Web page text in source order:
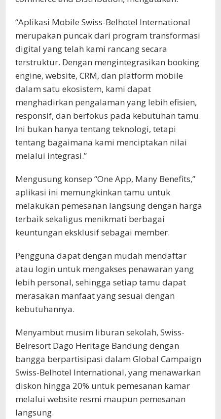
“Aplikasi Mobile Swiss-Belhotel International
merupakan puncak dari program transformasi
digital yang telah kami rancang secara
terstruktur. Dengan mengintegrasikan booking
engine, website, CRM, dan platform mobile
dalam satu ekosistem, kami dapat
menghadirkan pengalaman yang lebih efisien,
responsif, dan berfokus pada kebutuhan tamu.
Ini bukan hanya tentang teknologi, tetapi
tentang bagaimana kami menciptakan nilai
melalui integrasi.”
Mengusung konsep “One App, Many Benefits,”
aplikasi ini memungkinkan tamu untuk
melakukan pemesanan langsung dengan harga
terbaik sekaligus menikmati berbagai
keuntungan eksklusif sebagai member.
Pengguna dapat dengan mudah mendaftar
atau login untuk mengakses penawaran yang
lebih personal, sehingga setiap tamu dapat
merasakan manfaat yang sesuai dengan
kebutuhannya.
Menyambut musim liburan sekolah, Swiss-
Belresort Dago Heritage Bandung dengan
bangga berpartisipasi dalam Global Campaign
Swiss-Belhotel International, yang menawarkan
diskon hingga 20% untuk pemesanan kamar
melalui website resmi maupun pemesanan
langsung.